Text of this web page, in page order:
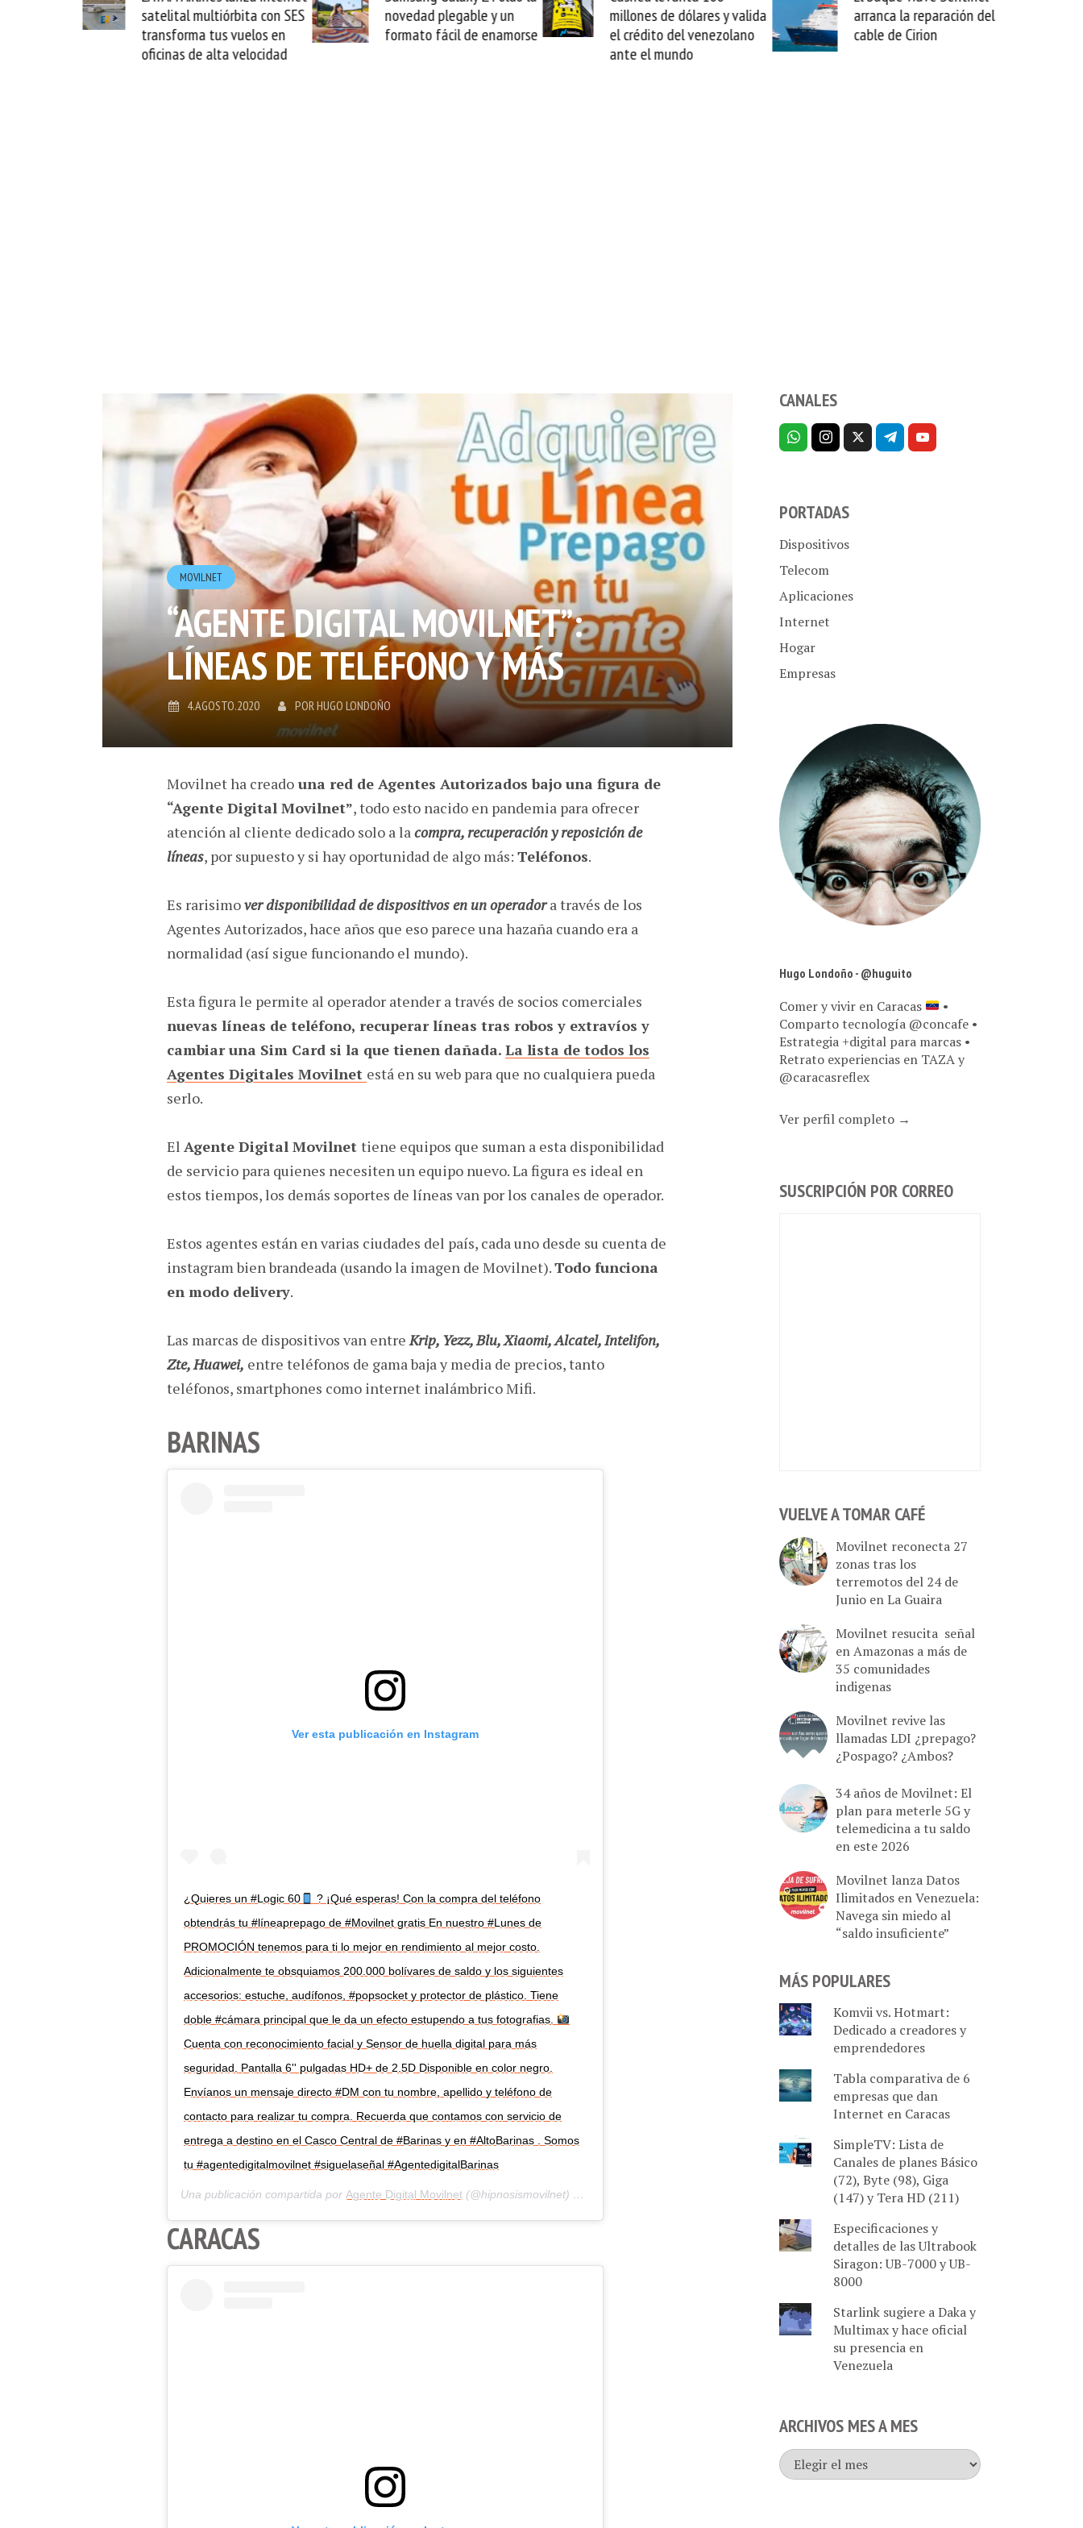
satelital multiórbita con SES
transforma tus vuelos en
oficinas de alta velocidad
novedad plegable y un
formato fácil de enamorse
millones de dólares y valida
el crédito del venezolano
ante el mundo
arranca la reparación del
cable de Cirion
MOVILNET
“AGENTE DIGITAL MOVILNET”:
LÍNEAS DE TELÉFONO Y MÁS
4.AGOSTO.2020 PORHUGO LONDOÑO
Movilnet ha creado una red de Agentes Autorizados bajo una figura de
“Agente Digital Movilnet”, todo esto nacido en pandemia para ofrecer
atención al cliente dedicado solo a lacompra, recuperación y reposición de
líneas, por supuesto y si hay oportunidad de algo más: Teléfonos.
Es rarisimover disponibilidad de dispositivos en un operadora través de los
Agentes Autorizados, hace años que eso parece una hazaña cuando era a
normalidad (así sigue funcionando el mundo).
Esta figura le permite al operador atender a través de socios comerciales
nuevas líneas de teléfono, recuperar líneas tras robos y extravíos y
cambiar una Sim Card si la que tienen dañada. La lista de todos los
Agentes Digitales Movilnet está en su web para que no cualquiera pueda
serlo.
El Agente Digital Movilnet tiene equipos que suman a esta disponibilidad
de servicio para quienes necesiten un equipo nuevo. La figura es ideal en
estos tiempos, los demás soportes de líneas van por los canales de operador.
Estos agentes están en varias ciudades del país, cada uno desde su cuenta de
instagram bien brandeada (usando la imagen de Movilnet).Todo funciona
en modo delivery.
Las marcas de dispositivos van entreKrip, Yezz, Blu, Xiaomi, Alcatel, Intelifon,
Zte, Huawei, entre teléfonos de gama baja y media de precios, tanto
teléfonos, smartphones como internet inalámbrico Mifi.
BARINAS
Ver esta publicación en Instagram
¿Quieres un #Logic 60
? ¡Qué esperas! Con la compra del teléfono
obtendrás tu #líneaprepago de #Movilnet gratis En nuestro #Lunes de
PROMOCIÓN tenemos para ti lo mejor en rendimiento al mejor costo.
Adicionalmente te obsquiamos 200.000 bolívares de saldo y los siguientes
accesorios: estuche, audífonos, #popsocket y protector de plástico. Tiene
doble #cámara principal que le da un efecto estupendo a tus fotografias.
Cuenta con reconocimiento facial y Sensor de huella digital para más
seguridad. Pantalla 6'' pulgadas HD+ de 2.5D Disponible en color negro.
Envíanos un mensaje directo #DM con tu nombre, apellido y teléfono de
contacto para realizar tu compra. Recuerda que contamos con servicio de
entrega a destino en el Casco Central de #Barinas y en #AltoBarinas . Somos
tu #agentedigitalmovilnet #siguelaseñal #AgentedigitalBarinas
Una publicación compartida por Agente Digital Movilnet (@hipnosismovilnet) el
CARACAS
CANALES
PORTADAS
Dispositivos
Telecom
Aplicaciones
Internet
Hogar
Empresas
Hugo Londoño - @huguito
Comer y vivir en Caracas
•
Comparto tecnología @concafe •
Estrategia +digital para marcas •
Retrato experiencias en TAZA y
@caracasreflex
Ver perfil completo →
SUSCRIPCIÓN POR CORREO
VUELVE A TOMAR CAFÉ
Movilnet reconecta 27
zonas tras los
terremotos del 24 de
Junio en La Guaira
Movilnet resucita señal
en Amazonas a más de
35 comunidades
indigenas
Movilnet revive las
llamadas LDI ¿prepago?
¿Pospago? ¿Ambos?
34 años de Movilnet: El
plan para meterle 5G y
telemedicina a tu saldo
en este 2026
Movilnet lanza Datos
Ilimitados en Venezuela:
Navega sin miedo al
“saldo insuficiente”
MÁS POPULARES
Komvii vs. Hotmart:
Dedicado a creadores y
emprendedores
Tabla comparativa de 6
empresas que dan
Internet en Caracas
SimpleTV: Lista de
Canales de planes Básico
(72), Byte (98), Giga
(147) y Tera HD (211)
Especificaciones y
detalles de las Ultrabook
Siragon: UB-7000 y UB-
8000
Starlink sugiere a Daka y
Multimax y hace oficial
su presencia en
Venezuela
ARCHIVOS MES A MES
Archivos
mes